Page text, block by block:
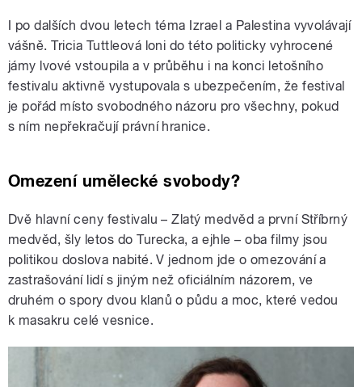
I po dalších dvou letech téma Izrael a Palestina vyvolávají
vášně. Tricia Tuttleová loni do této politicky vyhrocené
jámy lvové vstoupila a v průběhu i na konci letošního
festivalu aktivně vystupovala s ubezpečením, že festival
je pořád místo svobodného názoru pro všechny, pokud
s ním nepřekračují právní hranice.
Omezení umělecké svobody?
Dvě hlavní ceny festivalu – Zlatý medvěd a první Stříbrný
medvěd, šly letos do Turecka, a ejhle – oba filmy jsou
politikou doslova nabité. V jednom jde o omezování a
zastrašování lidí s jiným než oficiálním názorem, ve
druhém o spory dvou klanů o půdu a moc, které vedou
k masakru celé vesnice.